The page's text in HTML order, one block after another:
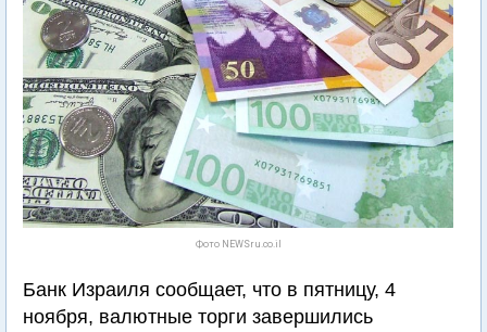
Фото NEWSru.co.il
Банк Израиля сообщает, что в пятницу, 4
ноября, валютные торги завершились